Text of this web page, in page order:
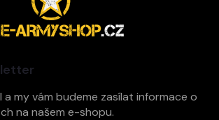
a my vám budeme zasílat informace o
na našem e-shopu.